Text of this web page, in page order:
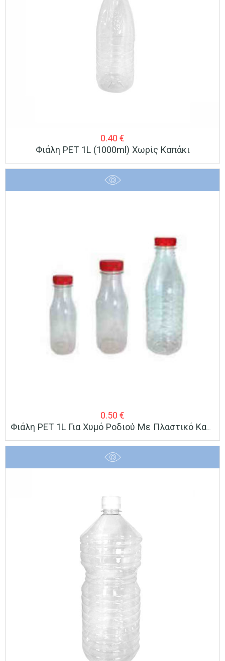
0.40 €
Φιάλη PET 1L (1000ml) Χωρίς Καπάκι
0.50 €
Φιάλη PET 1L Για Χυμό Ροδιού Με Πλαστικό Καπάκι Με Πώμα Ασφαλείας